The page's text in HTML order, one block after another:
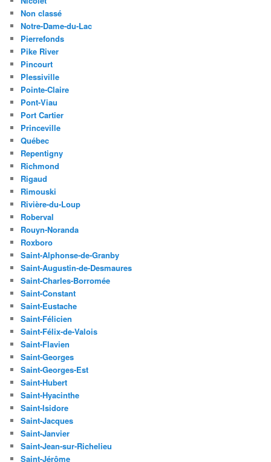
Non classé
Notre-Dame-du-Lac
Pierrefonds
Pike River
Pincourt
Plessiville
Pointe-Claire
Pont-Viau
Port Cartier
Princeville
Québec
Repentigny
Richmond
Rigaud
Rimouski
Rivière-du-Loup
Roberval
Rouyn-Noranda
Roxboro
Saint-Alphonse-de-Granby
Saint-Augustin-de-Desmaures
Saint-Charles-Borromée
Saint-Constant
Saint-Eustache
Saint-Félicien
Saint-Félix-de-Valois
Saint-Flavien
Saint-Georges
Saint-Georges-Est
Saint-Hubert
Saint-Hyacinthe
Saint-Isidore
Saint-Jacques
Saint-Janvier
Saint-Jean-sur-Richelieu
Saint-Jérôme